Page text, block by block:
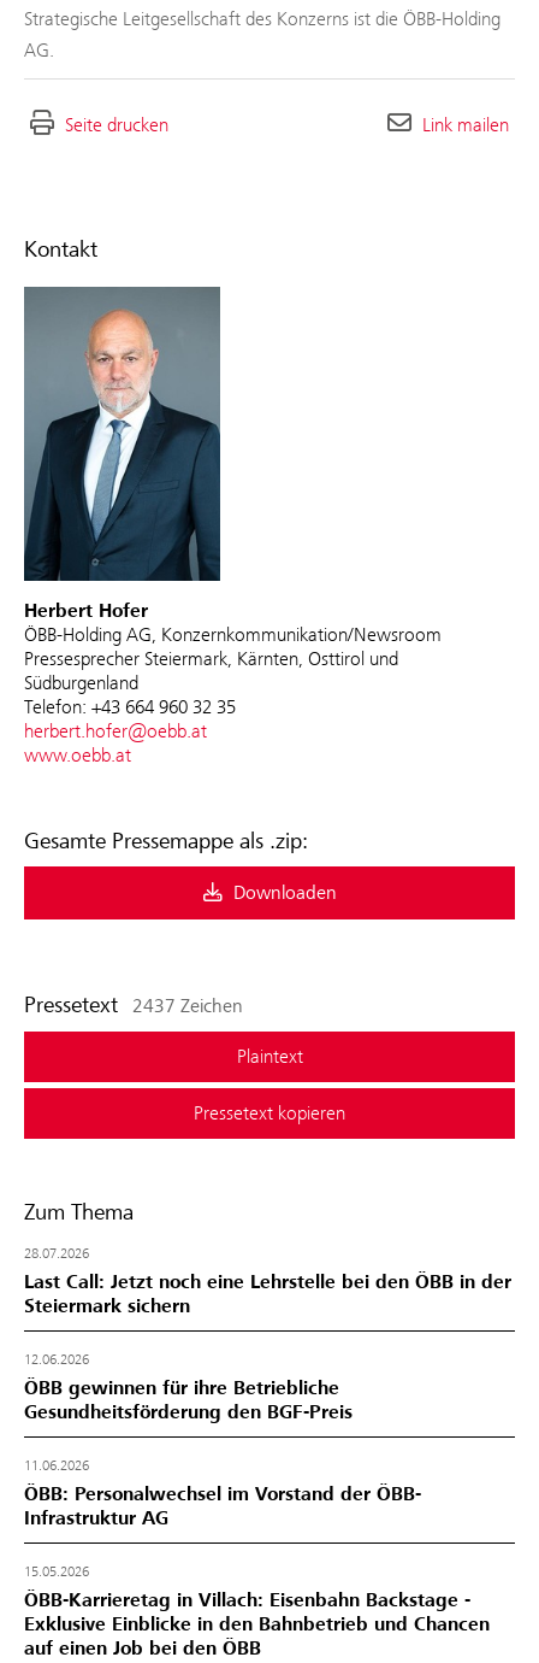
Kontakt
Herbert Hofer
ÖBB-Holding AG, Konzernkommunikation/Newsroom
Pressesprecher Steiermark, Kärnten, Osttirol und
Südburgenland
Telefon: +43 664 960 32 35
herbert.hofer@oebb.at
www.oebb.at
Gesamte Pressemappe als .zip:
Downloaden
Pressetext 2437 Zeichen
Plaintext
Pressetext kopieren
Zum Thema
28.07.2026
Last Call: Jetzt noch eine Lehrstelle bei den ÖBB in der
Steiermark sichern
12.06.2026
ÖBB gewinnen für ihre Betriebliche
Gesundheitsförderung den BGF‑Preis
11.06.2026
ÖBB: Personalwechsel im Vorstand der ÖBB-
Infrastruktur AG
15.05.2026
ÖBB-Karrieretag in Villach: Eisenbahn Backstage -
Exklusive Einblicke in den Bahnbetrieb und Chancen
auf einen Job bei den ÖBB
Strategische Leitgesellschaft des Konzerns ist die ÖBB-Holding
AG.
Seite drucken Link mailen